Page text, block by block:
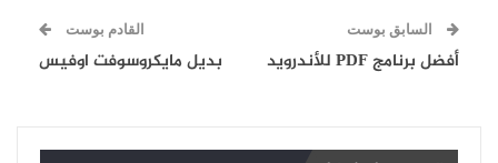
السابق بوست
أفضل برنامج PDF للأندرويد
القادم بوست
بديل مايكروسوفت اوفيس